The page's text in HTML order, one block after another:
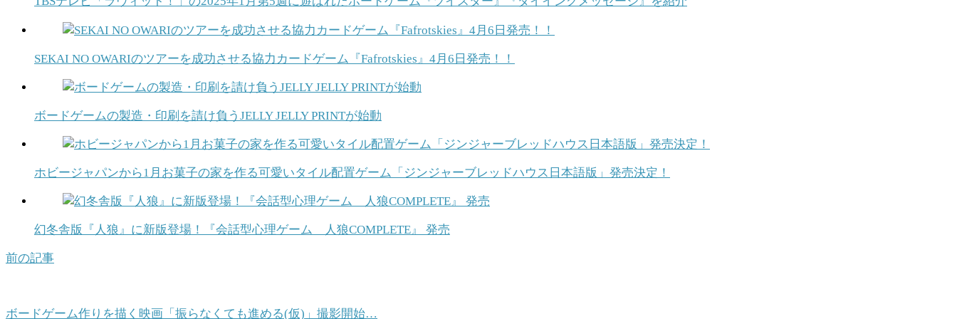
SEKAI NO OWARIのツアーを成功させる協力カードゲーム『Fafrotskies』4月6日発売！！
ボードゲームの製造・印刷を請け負うJELLY JELLY PRINTが始動
ホビージャパンから1月お菓子の家を作る可愛いタイル配置ゲーム「ジンジャーブレッドハウス日本語版」発売決定！
幻冬舎版『人狼』に新版登場！『会話型心理ゲーム 人狼COMPLETE』 発売
前の記事
ボードゲーム作りを描く映画「振らなくても進める(仮)」撮影開始…